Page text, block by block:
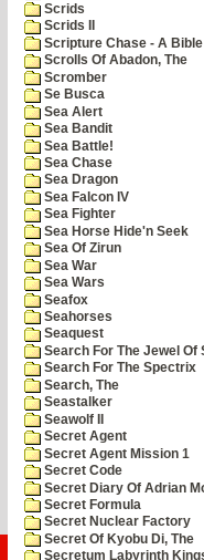
Scrids
Scrids II
Scripture Chase - A Bible
Scrolls Of Abadon, The
Scromber
Se Busca
Sea Alert
Sea Bandit
Sea Battle!
Sea Chase
Sea Dragon
Sea Falcon IV
Sea Fighter
Sea Horse Hide'n Seek
Sea Of Zirun
Sea War
Sea Wars
Seafox
Seahorses
Seaquest
Search For The Jewel Of
Search For The Spectrix
Search, The
Seastalker
Seawolf II
Secret Agent
Secret Agent Mission 1
Secret Code
Secret Diary Of Adrian
Secret Formula
Secret Nuclear Factory
Secret Of Kyobu Di, The
Secretum Labyrinth